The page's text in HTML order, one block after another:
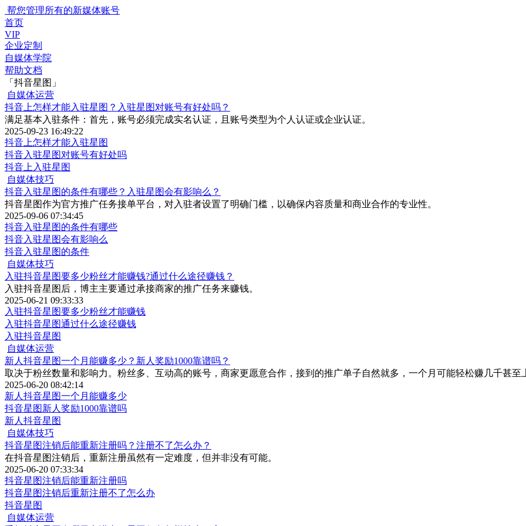
帮您管理所有的新媒体账号
首页
VIP
企业定制
自媒体学院
帮助文档
「抖音星图」
自媒体运营
抖音上怎样才能入驻星图？入驻星图对账号有好处吗？
满足基本入驻条件：首先，账号必须完成实名认证，且账号类型为个人认证或企业认证。
2025-09-23 16:49:22
抖音上怎样才能入驻星图
抖音入驻星图对账号有好处吗
抖音上入驻星图
自媒体技巧
抖音入驻星图的条件有哪些？入驻星图会有影响么？
抖音星图作为官方推广任务接单平台，对入驻者设置了明确门槛，以确保内容质量和商业合作的专业性。
2025-09-06 07:34:45
抖音入驻星图的条件有哪些
抖音入驻星图会有影响么
抖音入驻星图的条件
自媒体技巧
入驻抖音星图要多少粉丝才能赚钱?通过什么途径赚钱？
入驻抖音星图后，博主主要通过承接商家的推广任务来赚钱。
2025-06-21 09:33:33
入驻抖音星图要多少粉丝才能赚钱
入驻抖音星图通过什么途径赚钱
入驻抖音星图
自媒体运营
新人抖音星图一个月能赚多少？新人奖励1000靠谱吗？
取决于粉丝数量和影响力。粉丝多、互动高的账号，商家更愿意合作，接到的推广单子自然就多，一个月可能轻松赚几千甚至
2025-06-20 08:42:14
新人抖音星图一个月能赚多少
抖音星图新人奖励1000靠谱吗
新人抖音星图
自媒体技巧
抖音星图注销后能重新注册吗？注册不了怎么办？
在抖音星图注销后，重新注册虽然有一定难度，但并非没有可能。
2025-06-20 07:33:34
抖音星图注销后能重新注册吗
抖音星图注销后重新注册不了怎么办
抖音星图
自媒体运营